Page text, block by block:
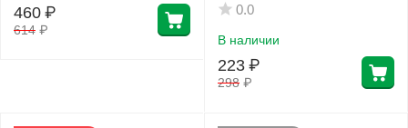
614 ₽
460 ₽
0.0
В наличии
298 ₽
223 ₽